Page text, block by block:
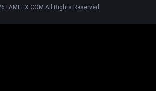
FAMEEX.COM All Rights Reserved